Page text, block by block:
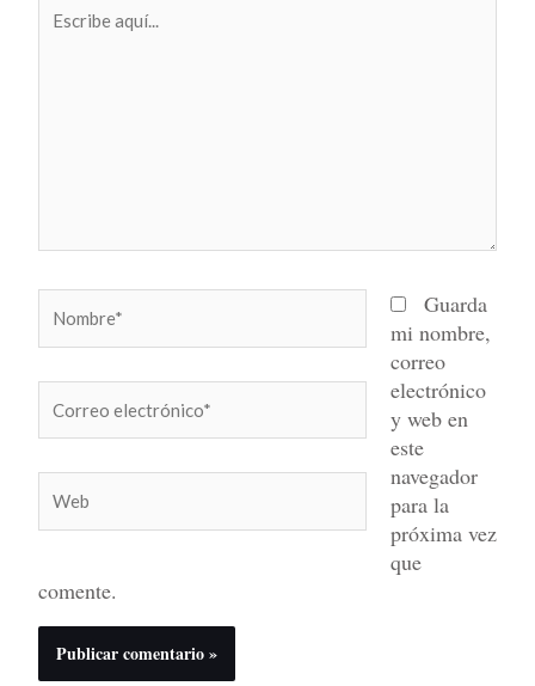
aquí...
electrónico*
Guarda
mi nombre,
correo
electrónico
y web en
este
navegador
para la
próxima vez
que
comente.